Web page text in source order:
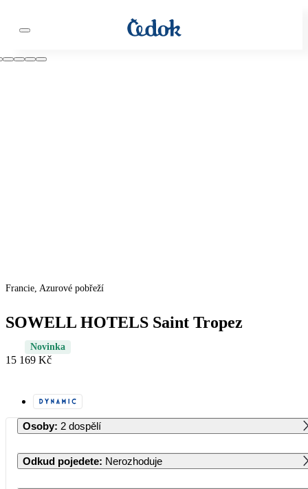
Francie, Azurové pobřeží
SOWELL HOTELS Saint Tropez
Novinka
15 169 Kč
Osoby: 2 dospělí
Odkud pojedete: Nerozhoduje